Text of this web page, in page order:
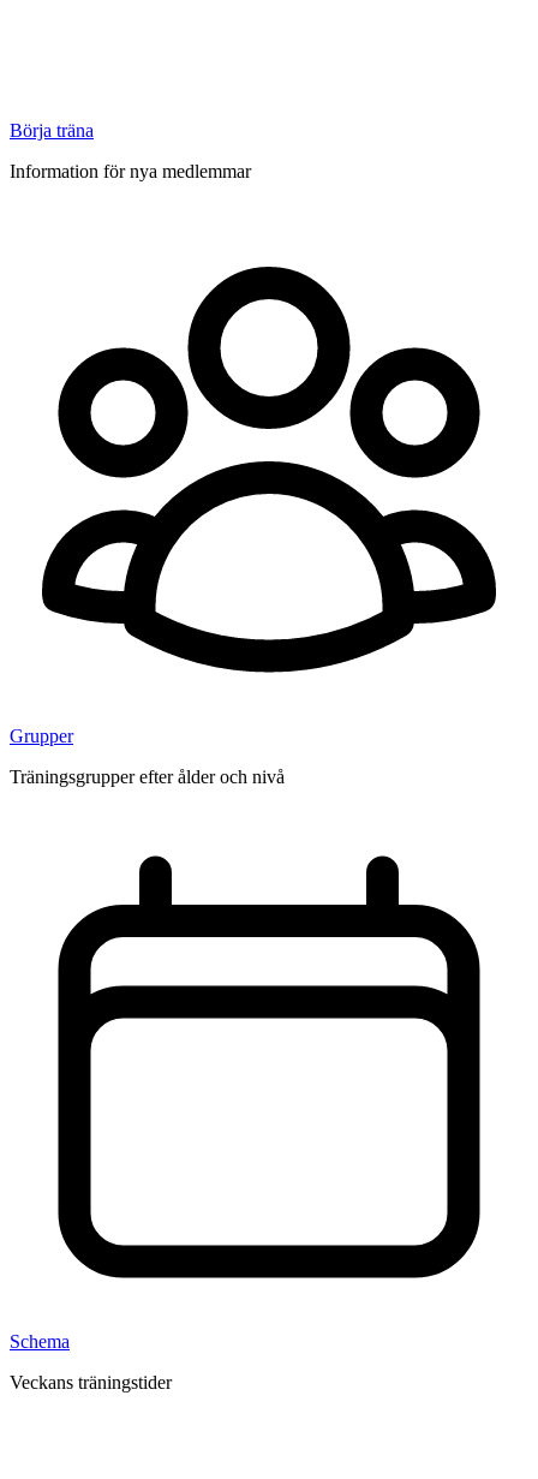
Börja träna
Information för nya medlemmar
Grupper
Träningsgrupper efter ålder och nivå
Schema
Veckans träningstider